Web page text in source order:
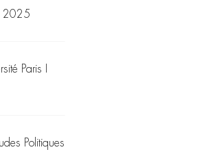
2025
Paris I
Politiques